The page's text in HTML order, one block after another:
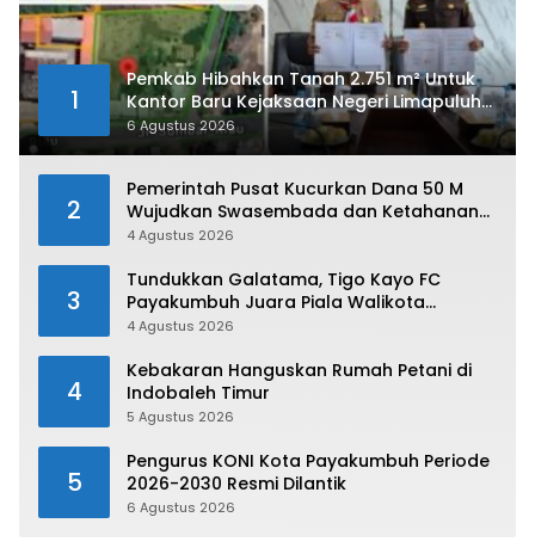
1
Pemkab Hibahkan Tanah 2.751 m² Untuk
Kantor Baru Kejaksaan Negeri Limapuluh
Kota
6 Agustus 2026
2
Pemerintah Pusat Kucurkan Dana 50 M
Wujudkan Swasembada dan Ketahanan
Pangan di Kabupaten 50 Kota
4 Agustus 2026
3
Tundukkan Galatama, Tigo Kayo FC
Payakumbuh Juara Piala Walikota
Payakumbuh 2026
4 Agustus 2026
4
Kebakaran Hanguskan Rumah Petani di
Indobaleh Timur
5 Agustus 2026
5
Pengurus KONI Kota Payakumbuh Periode
2026-2030 Resmi Dilantik
6 Agustus 2026